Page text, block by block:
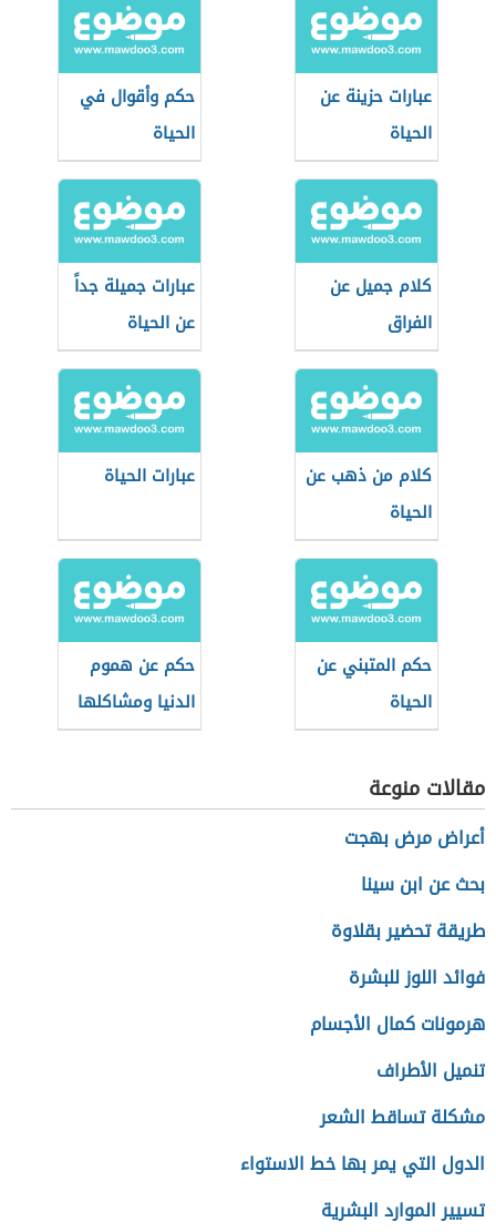
عبارات حزينة عن
الحياة
حكم وأقوال في
الحياة
كلام جميل عن
الفراق
عبارات جميلة جداً
عن الحياة
كلام من ذهب عن
الحياة
عبارات الحياة
حكم المتبني عن
الحياة
حكم عن هموم
الدنيا ومشاكلها
مقالات منوعة
أعراض مرض بهجت
بحث عن ابن سينا
طريقة تحضير بقلاوة
فوائد اللوز للبشرة
هرمونات كمال الأجسام
تنميل الأطراف
مشكلة تساقط الشعر
الدول التي يمر بها خط الاستواء
تسيير الموارد البشرية